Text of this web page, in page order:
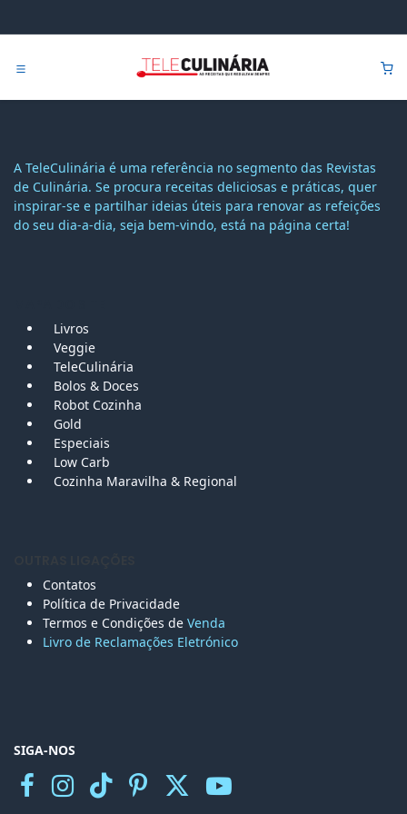
A TeleCulinária é uma referência no segmento das Revistas
de Culinária. Se procura receitas deliciosas e práticas, quer
inspirar-se e partilhar ideias úteis para renovar as refeições
do seu dia-a-dia, seja bem-vindo, está na página certa!
Livros
Veggie
TeleCulinária
Bolos & Doces
Robot Cozinha
Gold
Especiais
Low Carb
Cozinha Maravilha & Regional
Contatos
Política de Privacidade
Termos e Condições de Venda
Livro de Reclamações Eletrónico
SIGA-NOS